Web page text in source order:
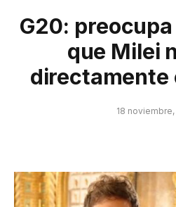
G20:
que Milei
directamente
18